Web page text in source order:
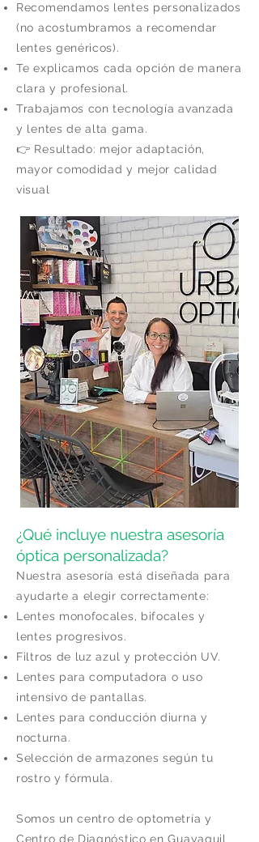
Recomendamos lentes personalizados
(no acostumbramos a recomendar
lentes genéricos).
Te explicamos cada opción de manera
clara y profesional.
Trabajamos con tecnología avanzada
y lentes de alta gama.
👉 Resultado: mejor adaptación,
mayor comodidad y mejor calidad
visual
¿Qué incluye nuestra asesoría
óptica personalizada?
Nuestra asesoría está diseñada para
ayudarte a elegir correctamente:
Lentes monofocales, bifocales y
lentes progresivos.
Filtros de luz azul y protección UV.
Lentes para computadora o uso
intensivo de pantallas.
Lentes para conducción diurna y
nocturna.
Selección de armazones según tu
rostro y fórmula.
Somos un centro de optometría y
Centro de Diagnóstico en Guayaquil